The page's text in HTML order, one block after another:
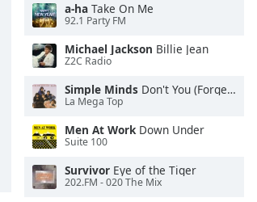
a-ha Take On Me
92.1 Party FM
Michael Jackson Billie Jean
Z2C Radio
Simple Minds Don't You (Forget About Me)
La Mega Top
Men At WorkDown Under
Suite 100
Survivor Eye of the Tiger
202.FM - 020 The Mix